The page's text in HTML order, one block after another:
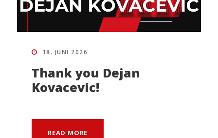
18. JUNI 2026
Thank you Dejan
Kovacevic!
READ MORE